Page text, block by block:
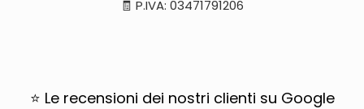
🧾 P.IVA: 03471791206
⭐ Le recensioni dei nostri clienti su Google